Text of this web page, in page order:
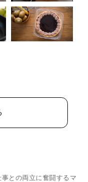
との両立に奮闘するマ